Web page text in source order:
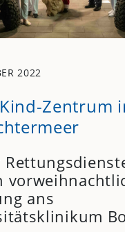
2022
Zentrum
ans